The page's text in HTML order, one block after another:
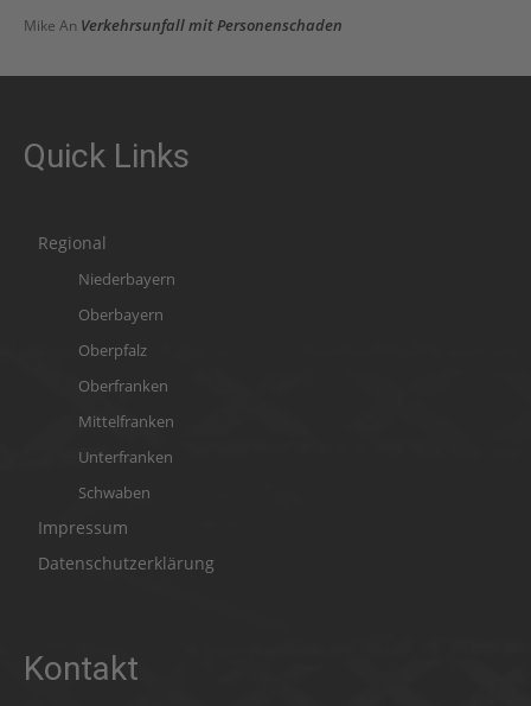
Mike An Verkehrsunfall mit Personenschaden
Quick Links
Regional
Niederbayern
Oberbayern
Oberpfalz
Oberfranken
Mittelfranken
Unterfranken
Schwaben
Impressum
Datenschutzerklärung
Kontakt